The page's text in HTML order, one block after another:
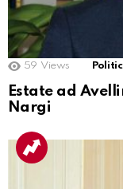
59 Views
Estate ad
Nargi